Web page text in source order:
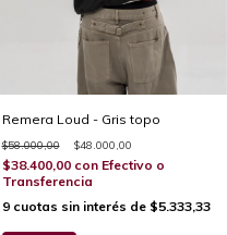
Remera Loud - Gris topo
$58.000,00 $48.000,00
$38.400,00 con Efectivo o
Transferencia
9 cuotas sin interés de $5.333,33